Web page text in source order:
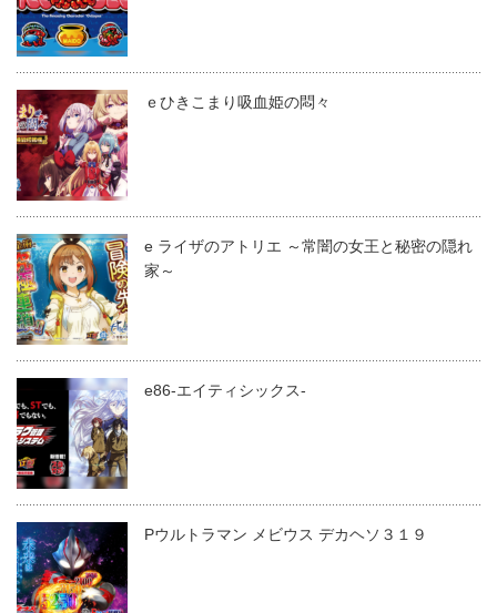
ｅひきこまり吸血姫の悶々
e ライザのアトリエ ～常闇の女王と秘密の隠れ
家～
e86-エイティシックス-
Pウルトラマン メビウス デカヘソ３１９